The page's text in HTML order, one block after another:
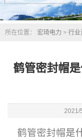
所在位置： 宏琦电力 > 行业
鹤管密封帽
2021/
鹤管密封帽是